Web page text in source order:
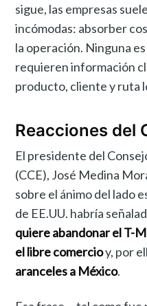
sigue, las empresas
incómodas: absorber
la operación. Ninguna
requieren información
producto, cliente y ruta
Reacciones del
El presidente del
(CCE), José Medina
sobre el ánimo del lado
de EE.UU. habría
quiere abandonar el T-
el libre comercioy, por
aranceles a México.